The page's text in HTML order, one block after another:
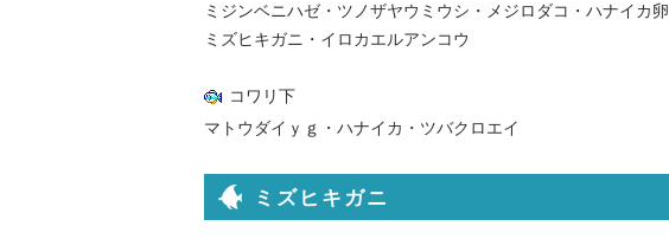
ミジンベニハゼ・ツノザヤウミウシ・メジロダコ・ハナイカ卵
ミズヒキガニ・イロカエルアンコウ
コワリ下
マトウダイｙｇ・ハナイカ・ツバクロエイ
ミズヒキガニ